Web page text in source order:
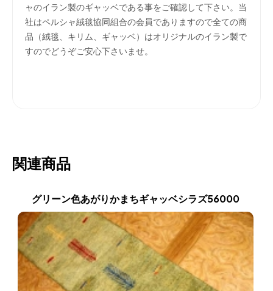
ャのイラン製のギャッベである事をご確認して下さい。当
社はペルシャ絨毯協同組合の会員でありますので全ての商
品（絨毯、キリム、ギャッベ）はオリジナルのイラン製で
すのでどうぞご安心下さいませ。
関連商品
グリーン色あがりかまちギャッベシラズ56000